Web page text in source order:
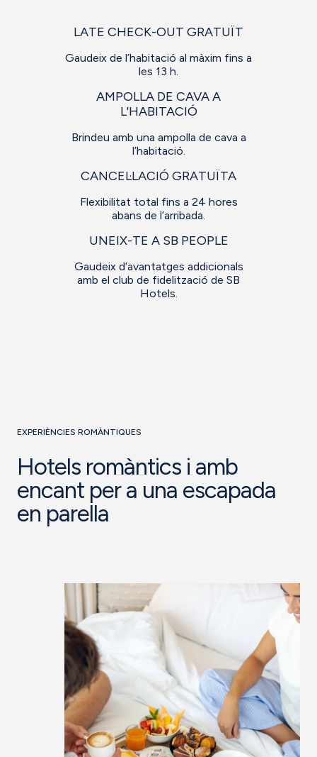
LATE CHECK-OUT GRATUÏT
Gaudeix de l’habitació al màxim fins a
les 13 h.
AMPOLLA DE CAVA A
L'HABITACIÓ
Brindeu amb una ampolla de cava a
l’habitació.
CANCEL·LACIÓ GRATUÏTA
Flexibilitat total fins a 24 hores
abans de l’arribada.
UNEIX-TE A SB PEOPLE
Gaudeix d’avantatges addicionals
amb el club de fidelització de SB
Hotels.
EXPERIÈNCIES ROMÀNTIQUES
Hotels romàntics i amb
encant per a una escapada
en parella